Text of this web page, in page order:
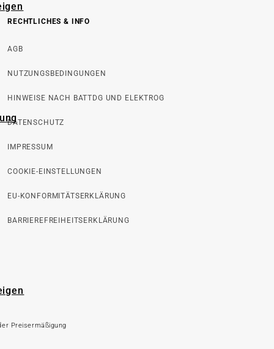
RECHTLICHES & INFO
AGB
NUTZUNGSBEDINGUNGEN
HINWEISE NACH BATTDG UND ELEKTROG
DATENSCHUTZ
IMPRESSUM
COOKIE-EINSTELLUNGEN
EU-KONFORMITÄTSERKLÄRUNG
BARRIEREFREIHEITSERKLÄRUNG
Preisermäßigung